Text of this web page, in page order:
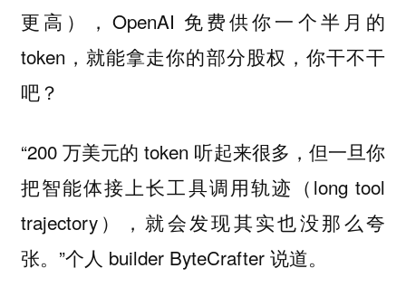
更高），OpenAI 免费供你一个半月的
token，就能拿走你的部分股权，你干不干
吧？
“200 万美元的 token 听起来很多，但一旦你
把智能体接上长工具调用轨迹（long tool
trajectory），就会发现其实也没那么夸
张。”个人 builder ByteCrafter 说道。